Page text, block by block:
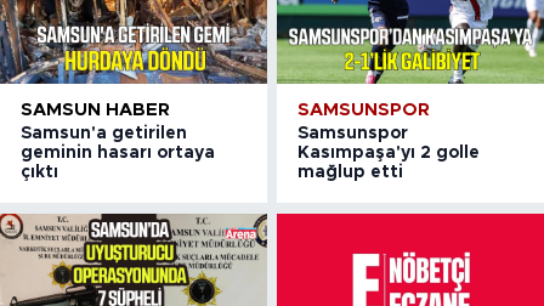
SAMSUN HABER
Samsun'a getirilen
geminin hasarı ortaya
çıktı
SAMSUNSPOR
Samsunspor
Kasımpaşa'yı 2 golle
mağlup etti